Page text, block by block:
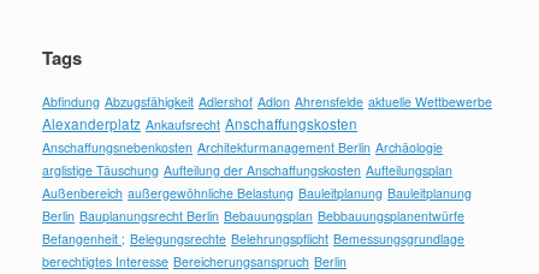
Tags
Abfindung Abzugsfähigkeit Adlershof Adlon Ahrensfelde aktuelle Wettbewerbe
Alexanderplatz Ankaufsrecht Anschaffungskosten
Anschaffungsnebenkosten Architekturmanagement Berlin Archäologie
arglistige Täuschung Aufteilung der Anschaffungskosten Aufteilungsplan
Außenbereich außergewöhnliche Belastung Bauleitplanung Bauleitplanung
Berlin Bauplanungsrecht Berlin Bebauungsplan Bebbauungsplanentwürfe
Befangenheit ; Belegungsrechte Belehrungspflicht Bemessungsgrundlage
berechtigtes Interesse Bereicherungsanspruch Berlin